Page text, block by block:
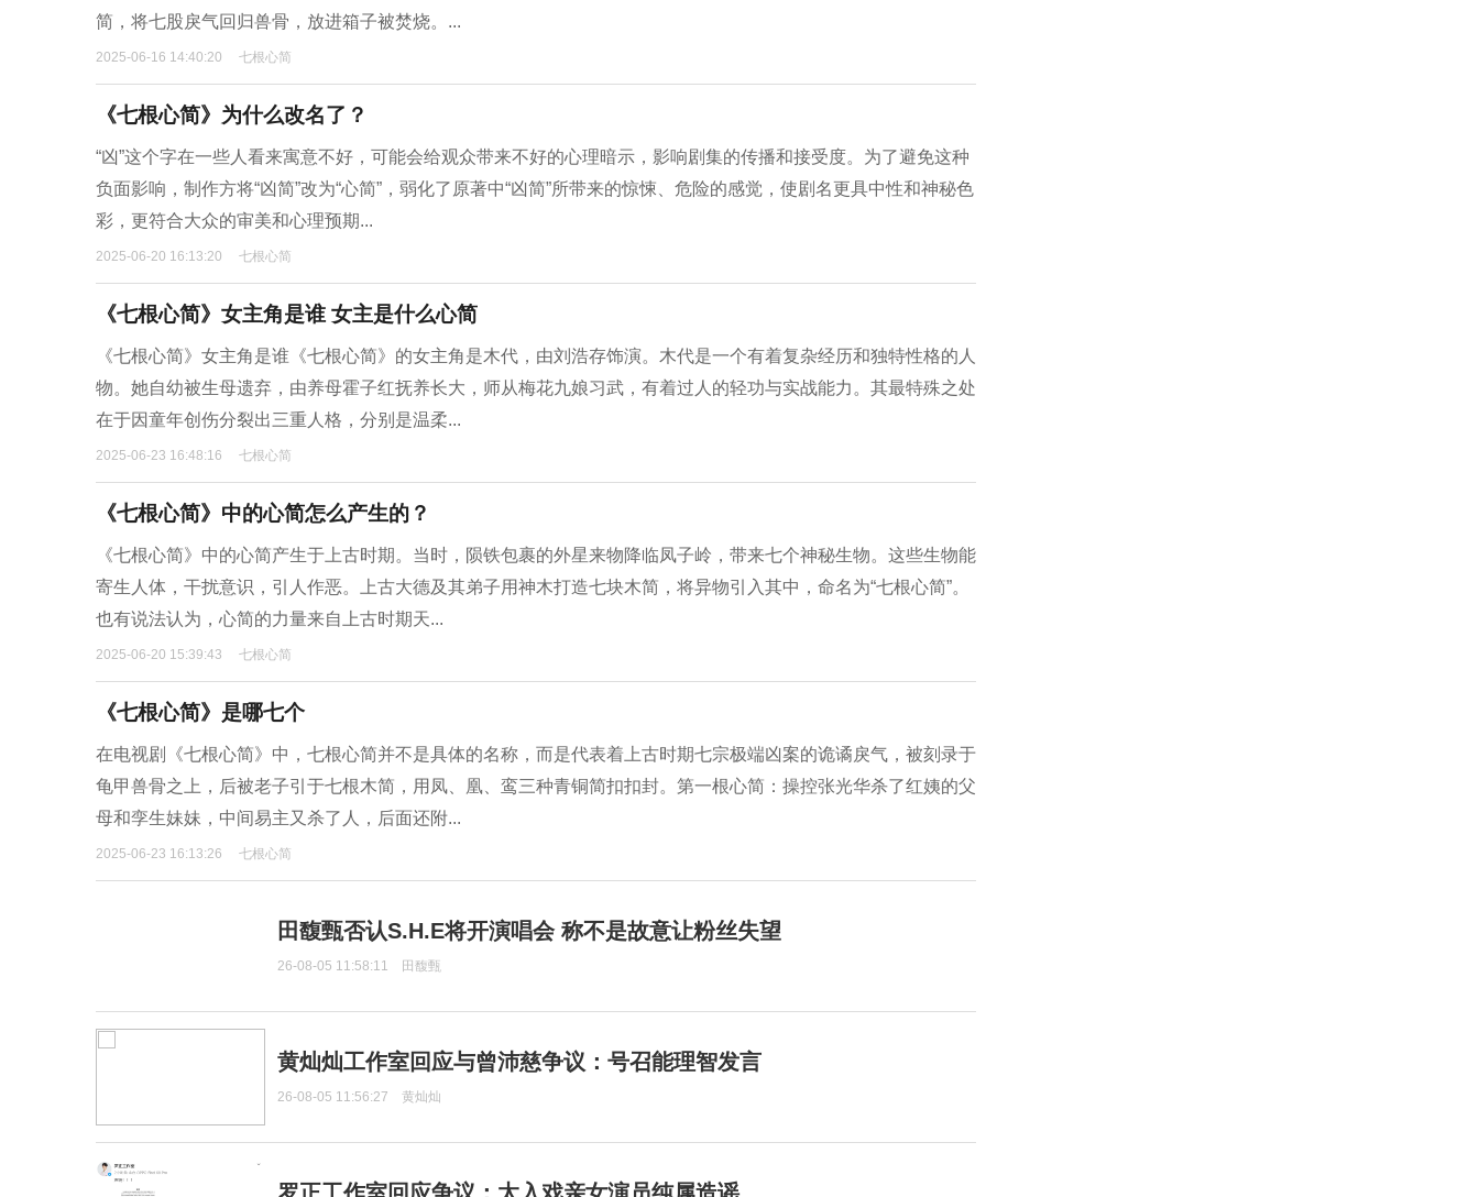
简，将七股戾气回归兽骨，放进箱子被焚烧。...
2025-06-16 14:40:20 七根心简
《七根心简》为什么改名了？
“凶”这个字在一些人看来寓意不好，可能会给观众带来不好的心理暗示，影响剧集的传播和接受度。为了避免这种
负面影响，制作方将“凶简”改为“心简”，弱化了原著中“凶简”所带来的惊悚、危险的感觉，使剧名更具中性和神秘色
彩，更符合大众的审美和心理预期...
2025-06-20 16:13:20 七根心简
《七根心简》女主角是谁 女主是什么心简
《七根心简》女主角是谁《七根心简》的女主角是木代，由刘浩存饰演。木代是一个有着复杂经历和独特性格的人
物。她自幼被生母遗弃，由养母霍子红抚养长大，师从梅花九娘习武，有着过人的轻功与实战能力。其最特殊之处
在于因童年创伤分裂出三重人格，分别是温柔...
2025-06-23 16:48:16 七根心简
《七根心简》中的心简怎么产生的？
《七根心简》中的心简产生于上古时期。当时，陨铁包裹的外星来物降临凤子岭，带来七个神秘生物。这些生物能
寄生人体，干扰意识，引人作恶。上古大德及其弟子用神木打造七块木简，将异物引入其中，命名为“七根心简”。
也有说法认为，心简的力量来自上古时期天...
2025-06-20 15:39:43 七根心简
《七根心简》是哪七个
在电视剧《七根心简》中，七根心简并不是具体的名称，而是代表着上古时期七宗极端凶案的诡谲戾气，被刻录于
龟甲兽骨之上，后被老子引于七根木简，用凤、凰、鸾三种青铜简扣扣封。第一根心简：操控张光华杀了红姨的父
母和孪生妹妹，中间易主又杀了人，后面还附...
2025-06-23 16:13:26 七根心简
田馥甄否认S.H.E将开演唱会 称不是故意让粉丝失望
26-08-05 11:58:11 田馥甄
黄灿灿工作室回应与曾沛慈争议：号召能理智发言
26-08-05 11:56:27 黄灿灿